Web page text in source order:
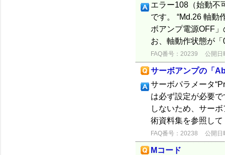
エラー108（始動不
です。 “Md.26 軸動
ボアンプ電源OFF
お、軸動作状態が
FAQ番号：20239 公開日
サーボアンプの「
サーボパラメータ
は必ず設定が必要
しないため、サー
術資料集を参照し
FAQ番号：20238 公開日
Mコード